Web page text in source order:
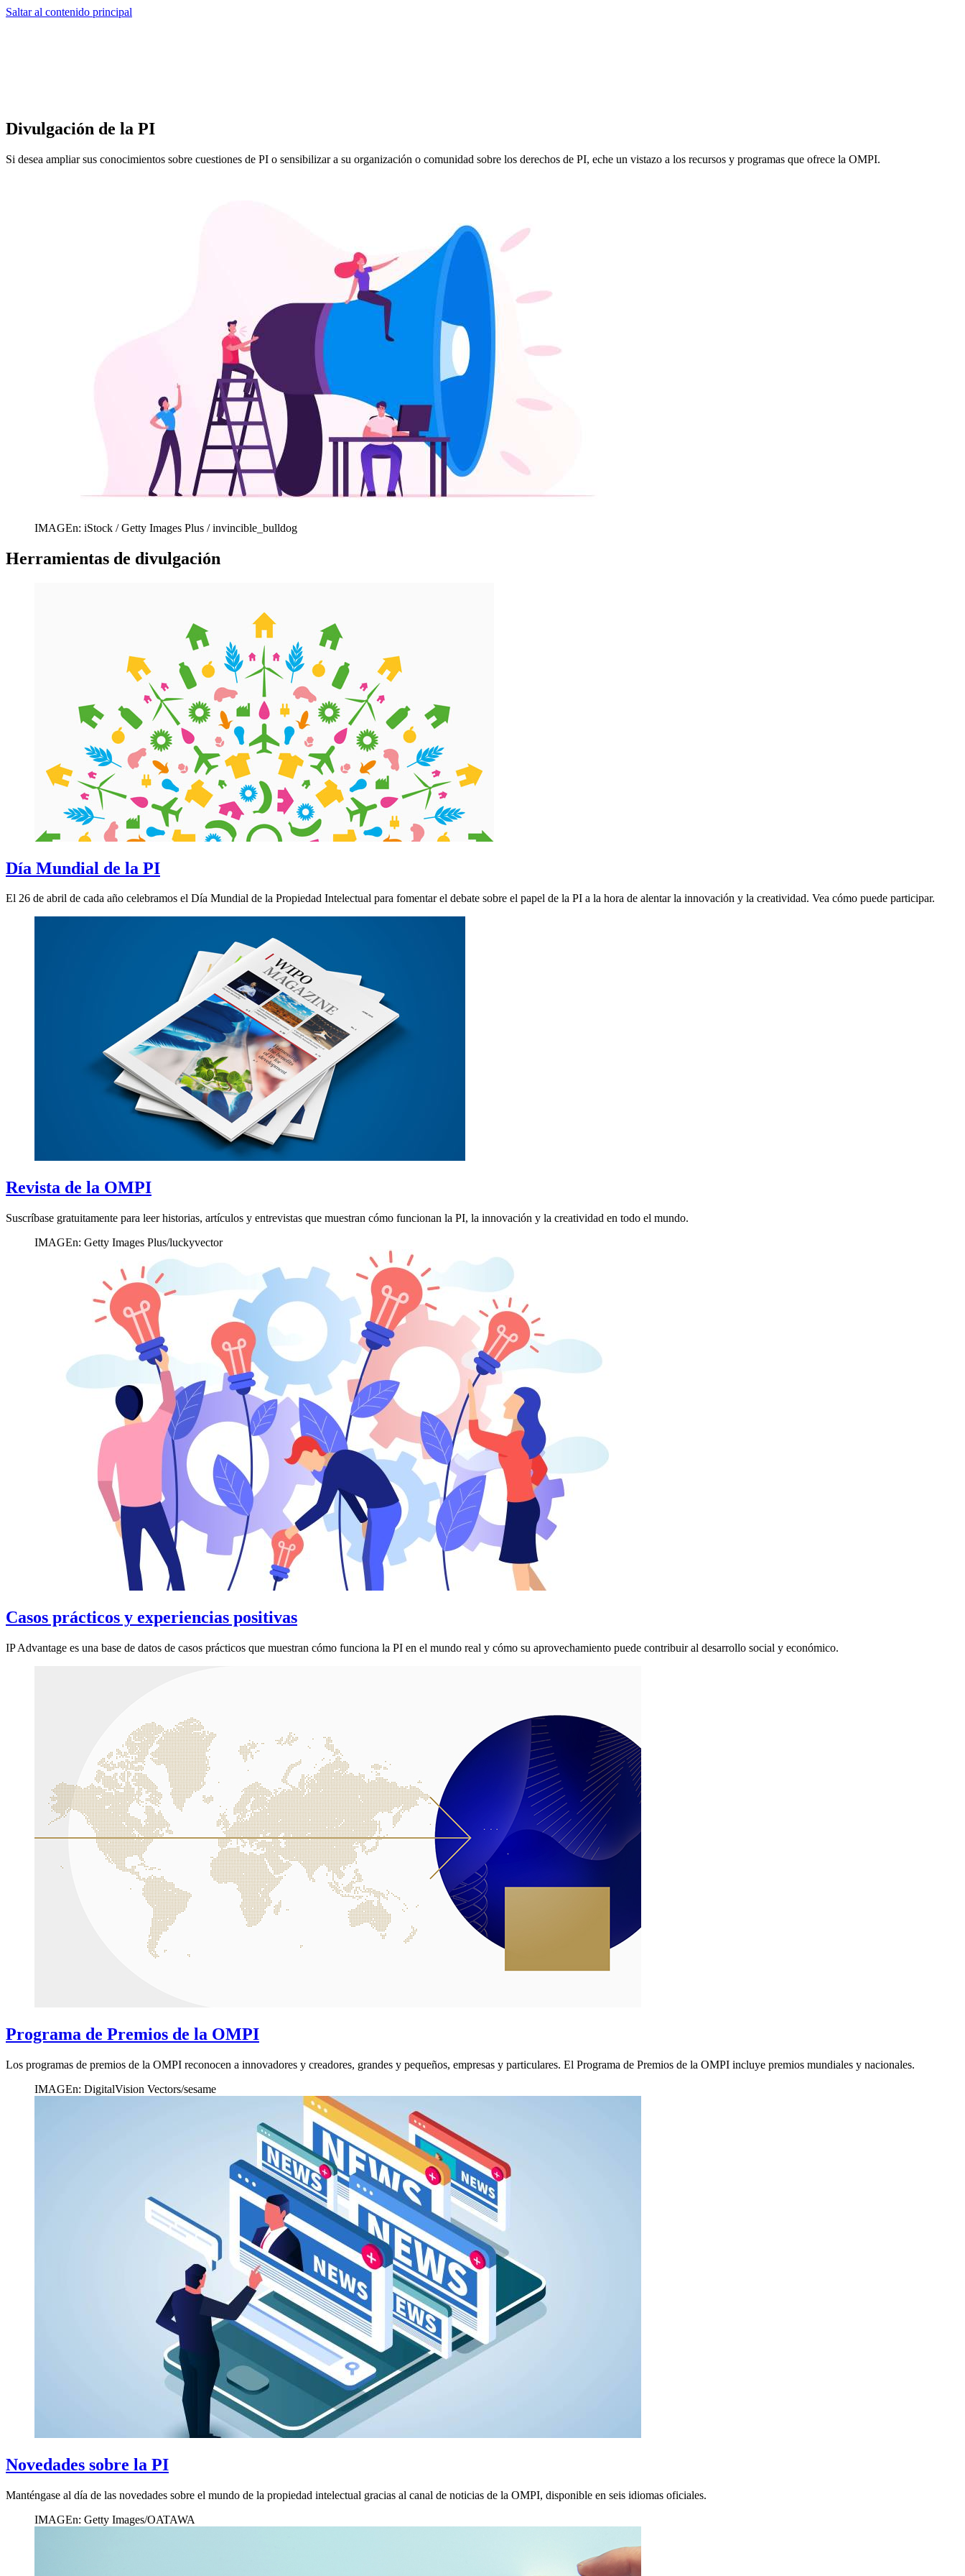
Saltar al contenido principal
Divulgación de la PI
Si desea ampliar sus conocimientos sobre cuestiones de PI o sensibilizar a su organización o comunidad sobre los derechos de PI, eche un vistazo a los recursos y programas que ofrece la OMPI.
IMAGEn: iStock / Getty Images Plus / invincible_bulldog
Herramientas de divulgación
Día Mundial de la PI
El 26 de abril de cada año celebramos el Día Mundial de la Propiedad Intelectual para fomentar el debate sobre el papel de la PI a la hora de alentar la innovación y la creatividad. Vea cómo puede participar.
Revista de la OMPI
Suscríbase gratuitamente para leer historias, artículos y entrevistas que muestran cómo funcionan la PI, la innovación y la creatividad en todo el mundo.
IMAGEn: Getty Images Plus/luckyvector
Casos prácticos y experiencias positivas
IP Advantage es una base de datos de casos prácticos que muestran cómo funciona la PI en el mundo real y cómo su aprovechamiento puede contribuir al desarrollo social y económico.
Programa de Premios de la OMPI
Los programas de premios de la OMPI reconocen a innovadores y creadores, grandes y pequeños, empresas y particulares. El Programa de Premios de la OMPI incluye premios mundiales y nacionales.
IMAGEn: DigitalVision Vectors/sesame
Novedades sobre la PI
Manténgase al día de las novedades sobre el mundo de la propiedad intelectual gracias al canal de noticias de la OMPI, disponible en seis idiomas oficiales.
IMAGEn: Getty Images/OATAWA